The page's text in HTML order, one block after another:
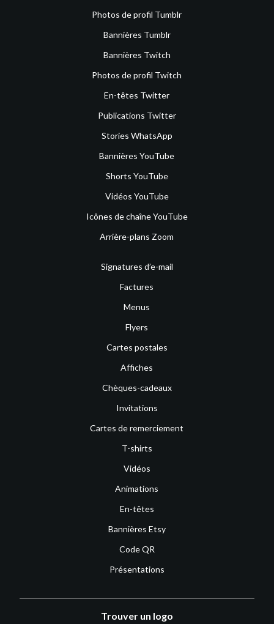
Photos de profil Tumblr
Bannières Tumblr
Bannières Twitch
Photos de profil Twitch
En-têtes Twitter
Publications Twitter
Stories WhatsApp
Bannières YouTube
Shorts YouTube
Vidéos YouTube
Icônes de chaîne YouTube
Arrière-plans Zoom
Signatures d’e-mail
Factures
Menus
Flyers
Cartes postales
Affiches
Chèques-cadeaux
Invitations
Cartes de remerciement
T-shirts
Vidéos
Animations
En-têtes
Bannières Etsy
Code QR
Présentations
Trouver un logo